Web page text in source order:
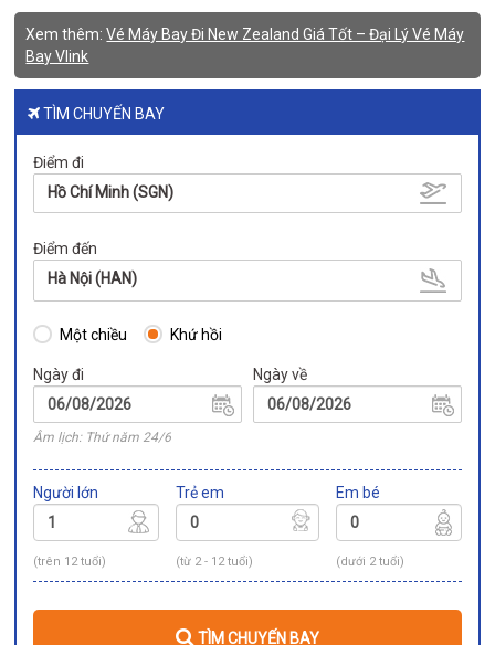
Xem thêm:Vé Máy Bay Đi New Zealand Giá Tốt – Đại Lý Vé Máy
Bay Vlink
TÌM CHUYẾN BAY
Điểm đi
Hồ Chí Minh (SGN)
Điểm đến
Hà Nội (HAN)
Một chiều Khứ hồi
Ngày đi
Âm lịch: Thứ năm 24/6
Ngày về
Người lớn
(trên 12 tuổi)
Trẻ em
(từ 2 - 12 tuổi)
Em bé
(dưới 2 tuổi)
TÌM CHUYẾN BAY